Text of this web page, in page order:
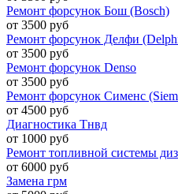
Ремонт форсунок Бош (Bosch)
от 3500 руб
Ремонт форсунок Делфи
от 3500 руб
Ремонт форсунок Denso
от 3500 руб
Ремонт форсунок Сименс
от 4500 руб
Диагностика Тнвд
от 1000 руб
Ремонт топливной системы
от 6000 руб
Замена грм